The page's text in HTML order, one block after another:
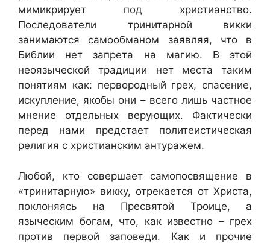
мимикрирует под христианство.
Последователи тринитарной викки
занимаются самообманом заявляя, что в
Библии нет запрета на магию. В этой
неоязыческой традиции нет места таким
понятиям как: первородный грех, спасение,
искупление, якобы они – всего лишь частное
мнение отдельных верующих. Фактически
перед нами предстает политеистическая
религия с христианским антуражем.
Любой, кто совершает самопосвящение в
«тринитарную» викку, отрекается от Христа,
поклоняясь на Пресвятой Троице, а
языческим богам, что, как известно – грех
против первой заповеди. Как и прочие